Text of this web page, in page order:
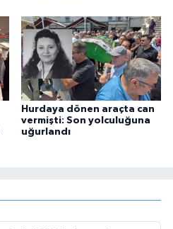
Hurdaya dönen araçta can
vermişti: Son yolculuğuna
uğurlandı